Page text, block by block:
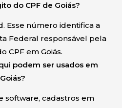
do CPF de Goiás?
Esse número identifica a
Federal responsável pela
CPF em Goiás.
podem ser usados em
Goiás?
software, cadastros em